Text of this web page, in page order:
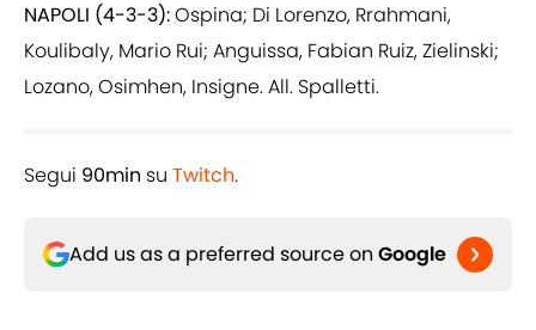
NAPOLI (4-3-3):Ospina; Di Lorenzo, Rrahmani,
Koulibaly, Mario Rui; Anguissa, Fabian Ruiz, Zielinski;
Lozano, Osimhen, Insigne. All. Spalletti.
Segui 90min su Twitch.
Add us as a preferred source on Google